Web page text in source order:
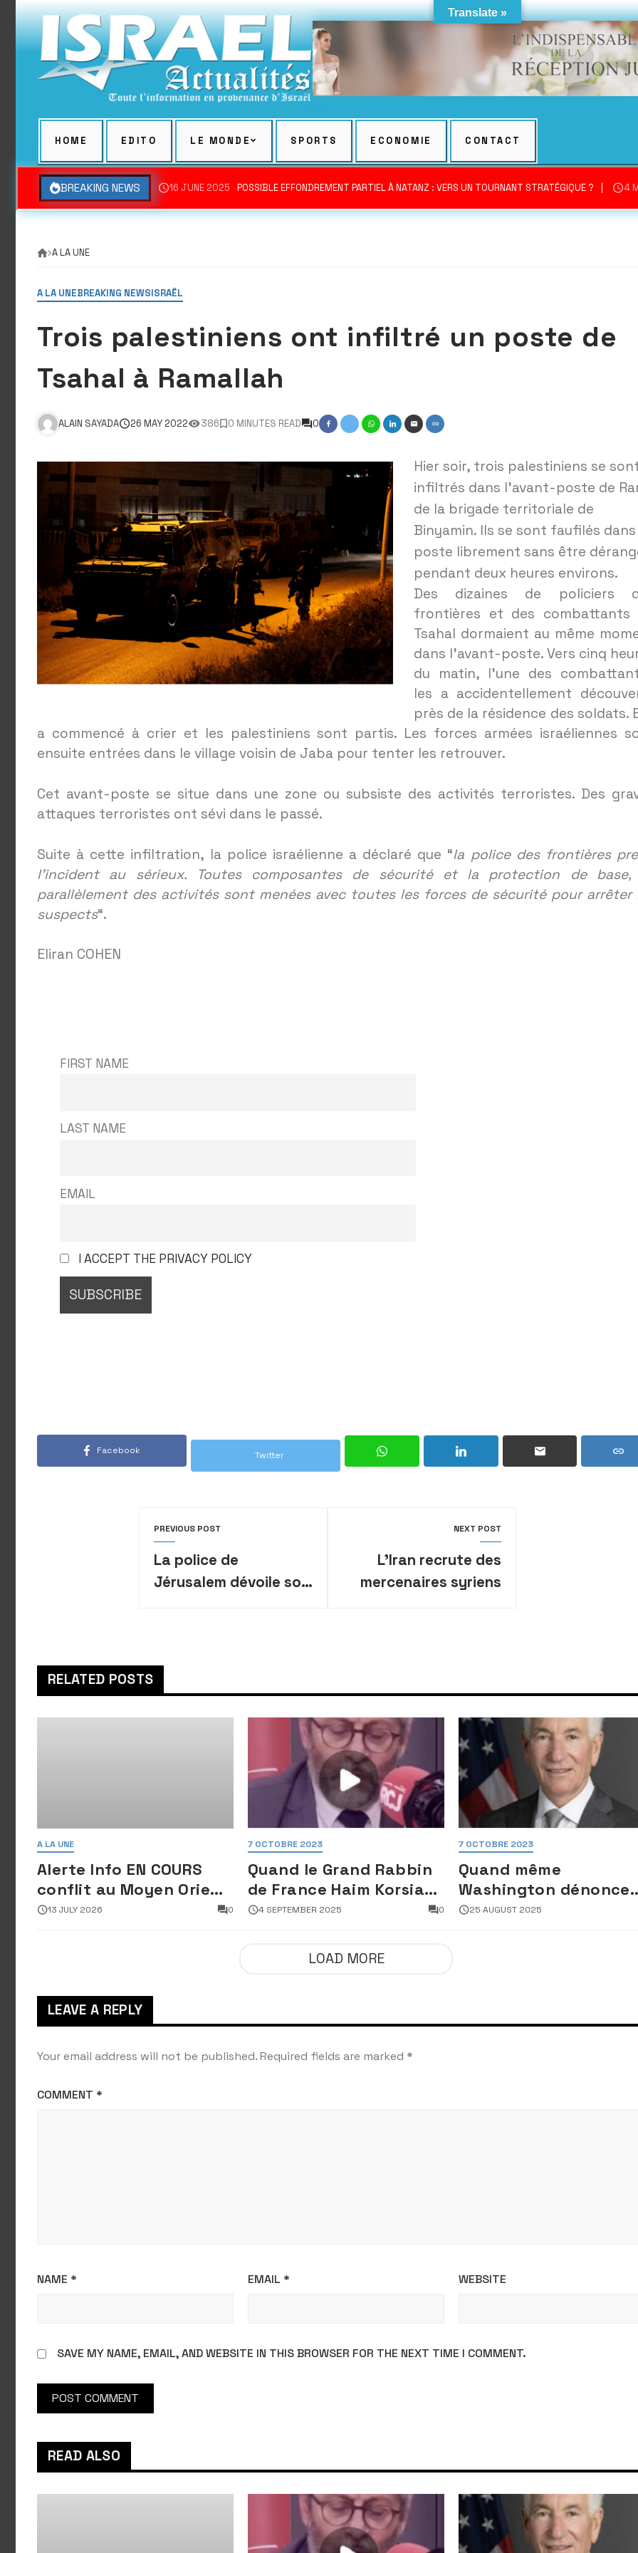
Skip
to
content
HOME EDITO LE MONDE SPORTS ECONOMIE CONTACT
BREAKING NEWS 16 JUNE 2025 POSSIBLE EFFONDREMENT PARTIEL À NATANZ : VERS UN TOURNANT STRATÉGIQUE ? 4
A LA UNE
A LA UNEBREAKING NEWSISRAËL
Trois palestiniens ont infiltré un poste de
Tsahal à Ramallah
ALAIN SAYADA 26 MAY 2022 386 0 MINUTES READ 0
Hier soir, trois palestiniens se
infiltrés dans l’avant-poste de
de la brigade territoriale de
Binyamin. Ils se sont faufilés
poste librement sans être
pendant deux heures environs.
Des dizaines de policiers
frontières et des combattants
Tsahal dormaient au même
dans l’avant-poste. Vers cinq
du matin, l’une des
les a accidentellement
près de la résidence des soldats.
a commencé à crier et les palestiniens sont partis. Les forces armées israéliennes
ensuite entrées dans le village voisin de Jaba pour tenter les retrouver.
Cet avant-poste se situe dans une zone ou subsiste des activités terroristes. Des
attaques terroristes ont sévi dans le passé.
Suite à cette infiltration, la police israélienne a déclaré que “la police des frontières
l’incident au sérieux. Toutes composantes de sécurité et la protection de
parallèlement des activités sont menées avec toutes les forces de sécurité pour arrêter
suspects“.
Eliran COHEN
FIRST NAME
LAST NAME
EMAIL
I ACCEPT THE PRIVACY POLICY
Facebook Twitter
PREVIOUS POST
La police de
Jérusalem dévoile son
NEXT POST
L’Iran recrute des
mercenaires syriens
RELATED POSTS
A LA UNE
Alerte Info EN COURS
conflit au Moyen Orient
: Des images satellites
13 JULY 2026 0
7 OCTOBRE 2023
Quand le Grand Rabbin
de France Haim Korsia
déshonore sa fonction,
4 SEPTEMBER 2025 0
7 OCTOBRE 2023
Quand même
Washington dénonce
Macron :
25 AUGUST 2025
LOAD MORE
LEAVE A REPLY
Your email address will not be published.Required fields are marked *
COMMENT *
NAME * EMAIL * WEBSITE
SAVE MY NAME, EMAIL, AND WEBSITE IN THIS BROWSER FOR THE NEXT TIME I COMMENT.
READ ALSO
Translate »